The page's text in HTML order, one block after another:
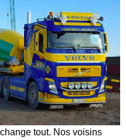
tout. Nos voisins